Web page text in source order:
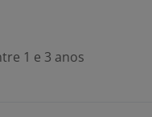
1 e 3 anos